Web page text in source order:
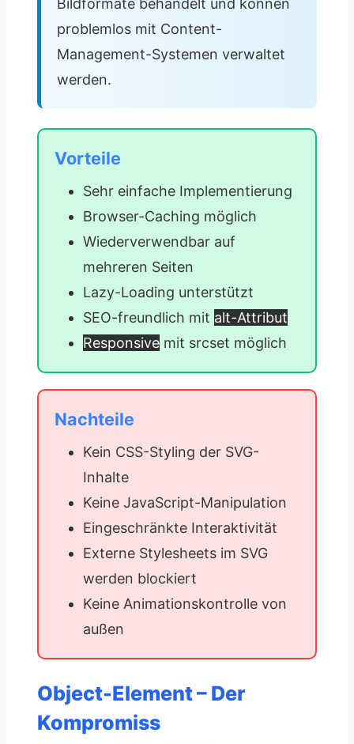
Bildformate behandelt und können
problemlos mit Content-
Management-Systemen verwaltet
werden.
Vorteile
Sehr einfache Implementierung
Browser-Caching möglich
Wiederverwendbar auf
mehreren Seiten
Lazy-Loading unterstützt
SEO-freundlich mit alt-Attribut
Responsive mit srcset möglich
Nachteile
Kein CSS-Styling der SVG-
Inhalte
Keine JavaScript-Manipulation
Eingeschränkte Interaktivität
Externe Stylesheets im SVG
werden blockiert
Keine Animationskontrolle von
außen
Object-Element – Der
Kompromiss